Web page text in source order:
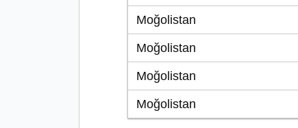
Moğolistan
Moğolistan
Moğolistan
Moğolistan